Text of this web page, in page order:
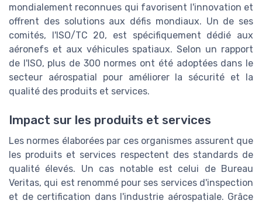
mondialement reconnues qui favorisent l'innovation et
offrent des solutions aux défis mondiaux. Un de ses
comités, l'ISO/TC 20, est spécifiquement dédié aux
aéronefs et aux véhicules spatiaux. Selon un rapport
de l'ISO, plus de 300 normes ont été adoptées dans le
secteur aérospatial pour améliorer la sécurité et la
qualité des produits et services.
Impact sur les produits et services
Les normes élaborées par ces organismes assurent que
les produits et services respectent des standards de
qualité élevés. Un cas notable est celui de Bureau
Veritas, qui est renommé pour ses services d'inspection
et de certification dans l'industrie aérospatiale. Grâce